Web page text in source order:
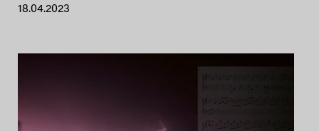
18.04.2023